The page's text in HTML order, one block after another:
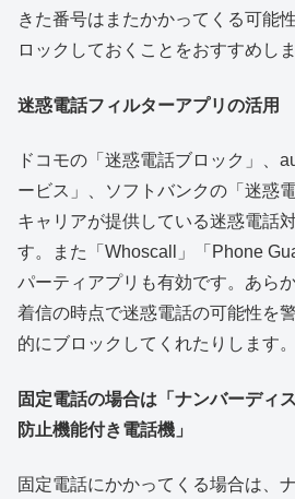
きた番号はまたかかってくる可能
ロックしておくことをおすすめしま
迷惑電話フィルターアプリの活用
ドコモの「迷惑電話ブロック」、
ービス」、ソフトバンクの「迷惑
キャリアが提供している迷惑電話
す。また「Whoscall」「Phone
パーティアプリも有効です。あら
着信の時点で迷惑電話の可能性を
的にブロックしてくれたりします。
固定電話の場合は「ナンバーディ
防止機能付き電話機」
固定電話にかかってくる場合は、